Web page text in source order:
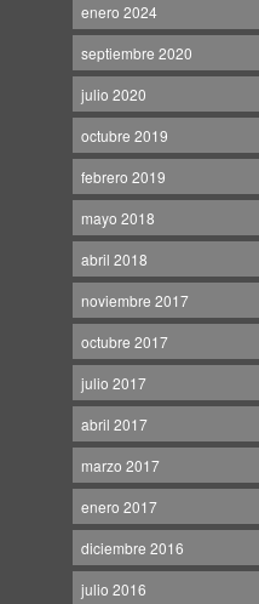
enero 2024
septiembre 2020
julio 2020
octubre 2019
febrero 2019
mayo 2018
abril 2018
noviembre 2017
octubre 2017
julio 2017
abril 2017
marzo 2017
enero 2017
diciembre 2016
julio 2016